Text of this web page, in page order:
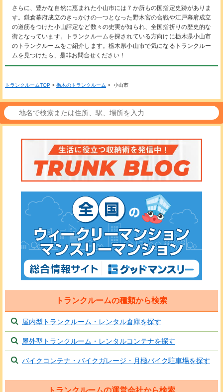
さらに、豊かな自然に恵まれた小山市には７か所もの国指定史跡がありま
す。鎌倉幕府成立のきっかけの一つとなった野木宮の合戦や江戸幕府成立
の道筋をつけた小山評定など数々の史実が知られ、全国指折りの歴史的な
街となっています。トランクルームを探されている方向けに栃木県小山市
のトランクルームをご紹介します。栃木県小山市で気になるトランクルー
ムを見つけたら、是非お問合せください！
トランクルームTOP > 栃木のトランクルーム > 小山市
トランクルームの種類から検索
屋内型トランクルーム・レンタル倉庫を探す
屋外型トランクルーム・レンタルコンテナを探す
バイクコンテナ・バイクガレージ・月極バイク駐車場を探す
トランクルームの運営会社から検索